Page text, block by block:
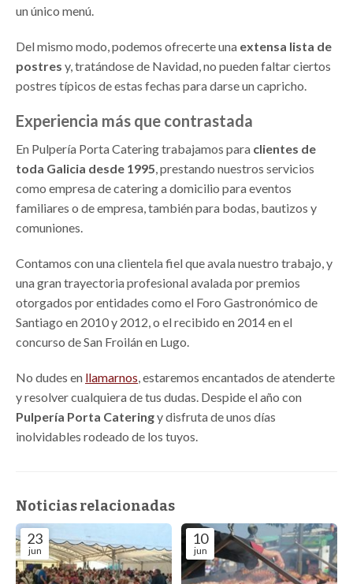
un único menú.
Del mismo modo, podemos ofrecerte una extensa lista de
postres y, tratándose de Navidad, no pueden faltar ciertos
postres típicos de estas fechas para darse un capricho.
Experiencia más que contrastada
En Pulpería Porta Catering trabajamos para clientes de
toda Galicia desde 1995, prestando nuestros servicios
como empresa de catering a domicilio para eventos
familiares o de empresa, también para bodas, bautizos y
comuniones.
Contamos con una clientela fiel que avala nuestro trabajo, y
una gran trayectoria profesional avalada por premios
otorgados por entidades como el Foro Gastronómico de
Santiago en 2010 y 2012, o el recibido en 2014 en el
concurso de San Froilán en Lugo.
No dudes en llamarnos, estaremos encantados de atenderte
y resolver cualquiera de tus dudas. Despide el año con
Pulpería Porta Cateringy disfruta de unos días
inolvidables rodeado de los tuyos.
Noticias relacionadas
23
jun
10
jun